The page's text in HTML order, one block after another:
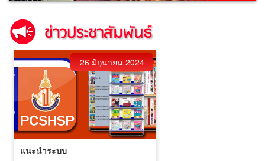
26 มิถุนายน 2024
แนะนำระบบ